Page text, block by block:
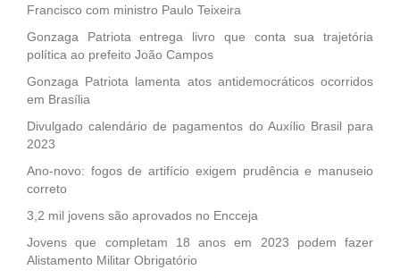
Francisco com ministro Paulo Teixeira
Gonzaga Patriota entrega livro que conta sua trajetória
política ao prefeito João Campos
Gonzaga Patriota lamenta atos antidemocráticos ocorridos
em Brasília
Divulgado calendário de pagamentos do Auxílio Brasil para
2023
Ano-novo: fogos de artifício exigem prudência e manuseio
correto
3,2 mil jovens são aprovados no Encceja
Jovens que completam 18 anos em 2023 podem fazer
Alistamento Militar Obrigatório